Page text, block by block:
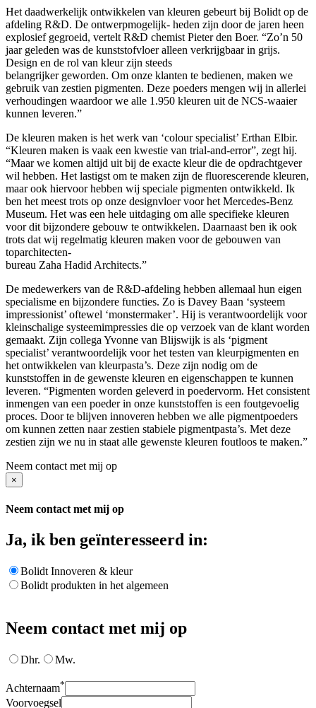
Het daadwerkelijk ontwikkelen van kleuren gebeurt bij Bolidt op de
afdeling R&D. De ontwerpmogelijk- heden zijn door de jaren heen
explosief gegroeid, vertelt R&D chemist Pieter den Boer. “Zo’n 50
jaar geleden was de kunststofvloer alleen verkrijgbaar in grijs.
Design en de rol van kleur zijn steeds
belangrijker geworden. Om onze klanten te bedienen, maken we
gebruik van zestien pigmenten. Deze poeders mengen wij in allerlei
verhoudingen waardoor we alle 1.950 kleuren uit de NCS-waaier
kunnen leveren.”
De kleuren maken is het werk van ‘colour specialist’ Erthan Elbir.
“Kleuren maken is vaak een kwestie van trial-and-error”, zegt hij.
“Maar we komen altijd uit bij de exacte kleur die de opdrachtgever
wil hebben. Het lastigst om te maken zijn de fluorescerende kleuren,
maar ook hiervoor hebben wij speciale pigmenten ontwikkeld. Ik
ben het meest trots op onze designvloer voor het Mercedes-Benz
Museum. Het was een hele uitdaging om alle specifieke kleuren
voor dit bijzondere gebouw te ontwikkelen. Daarnaast ben ik ook
trots dat wij regelmatig kleuren maken voor de gebouwen van
toparchitecten-
bureau Zaha Hadid Architects.”
De medewerkers van de R&D-afdeling hebben allemaal hun eigen
specialisme en bijzondere functies. Zo is Davey Baan ‘systeem
impressionist’ oftewel ‘monstermaker’. Hij is verantwoordelijk voor
kleinschalige systeemimpressies die op verzoek van de klant worden
gemaakt. Zijn collega Yvonne van Blijswijk is als ‘pigment
specialist’ verantwoordelijk voor het testen van kleurpigmenten en
het ontwikkelen van kleurpasta’s. Deze zijn nodig om de
kunststoffen in de gewenste kleuren en eigenschappen te kunnen
leveren. “Pigmenten worden geleverd in poedervorm. Het consistent
inmengen van een poeder in onze kunststoffen is een foutgevoelig
proces. Door te blijven innoveren hebben we alle pigmentpoeders
om kunnen zetten naar zestien stabiele pigmentpasta’s. Met deze
zestien zijn we nu in staat alle gewenste kleuren foutloos te maken.”
Neem contact met mij op
×
Neem contact met mij op
Ja, ik ben geïnteresseerd in:
Bolidt Innoveren & kleur
Bolidt produkten in het algemeen
Neem contact met mij op
Dhr. Mw.
Achternaam*
Voorvoegsel